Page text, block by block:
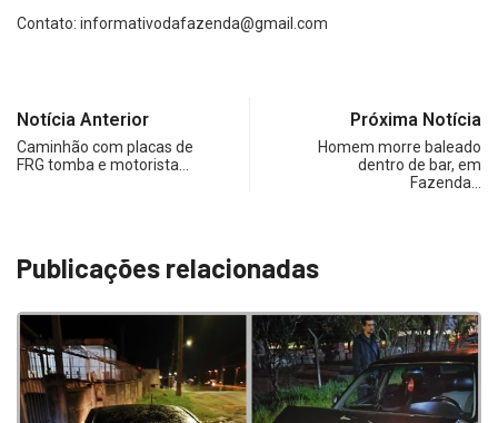
Contato: informativodafazenda@gmail.com
Notícia Anterior
Caminhão com placas de
FRG tomba e motorista…
Próxima Notícia
Homem morre baleado
dentro de bar, em
Fazenda…
Publicações relacionadas